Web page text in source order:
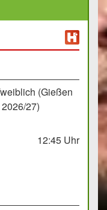
(Gießen
27)
12:45 Uhr